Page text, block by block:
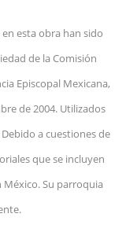
esta obra han sido
de la Comisión
Episcopal Mexicana,
de 2004. Utilizados
a cuestiones de
que se incluyen
Su parroquia